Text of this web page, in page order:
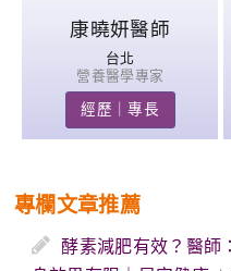
康曉妍醫師
台北
營養醫學專家
經歷｜專長
專欄文章推薦
酵素減肥有效？醫師